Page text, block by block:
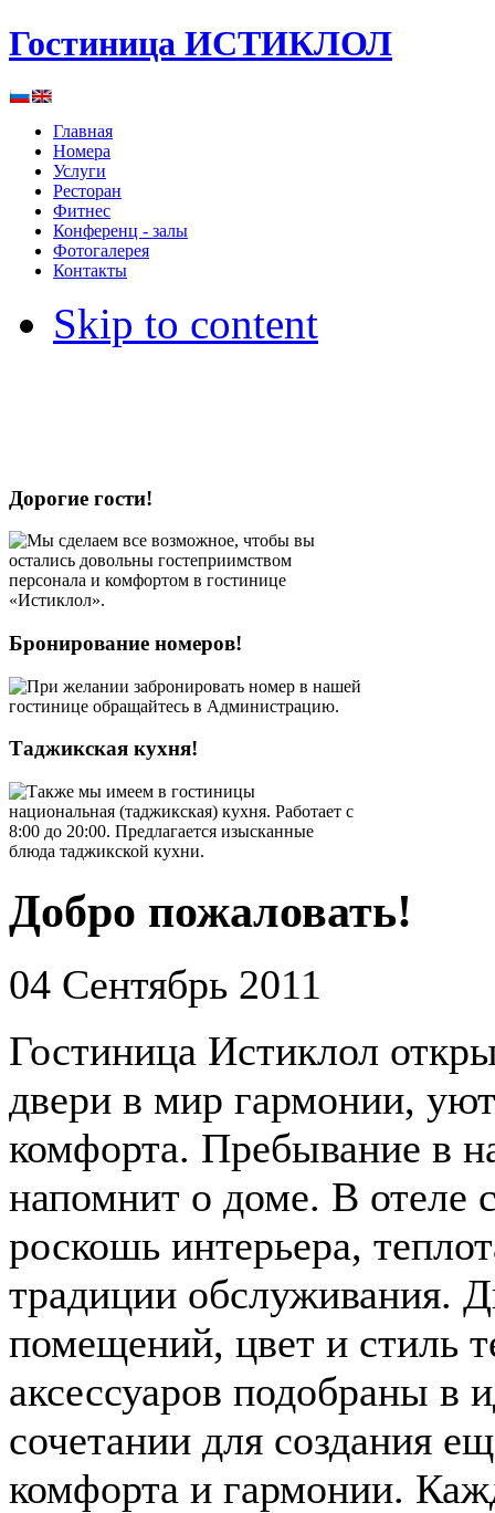
Гостиница ИСТИКЛОЛ
Главная
Номера
Услуги
Ресторан
Фитнес
Конференц - залы
Фотогалерея
Контакты
Skip to content
Дорогие гости!
Мы сделаем все возможное, чтобы вы
остались довольны гостеприимством
персонала и комфортом в гостинице
«Истиклол».
Бронирование номеров!
При желании забронировать номер в нашей
гостинице обращайтесь в Администрацию.
Таджикская кухня!
Также мы имеем в гостиницы
национальная (таджикская) кухня. Работает с
8:00 до 20:00. Предлагается изысканные
блюда таджикской кухни.
Добро пожаловать!
04 Сентябрь 2011
Гостиница Истиклол
двери в мир гармонии,
комфорта. Пребывание в
напомнит о доме. В отеле
роскошь интерьера,
традиции обслуживания.
помещений, цвет и стиль
аксессуаров подобраны в
сочетании для создания
комфорта и гармонии.